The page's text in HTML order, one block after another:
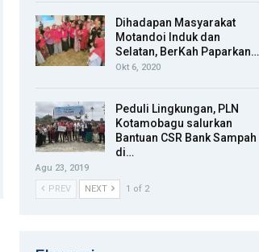
Dihadapan Masyarakat
Motandoi Induk dan
Selatan, BerKah Paparkan…
Okt 6, 2020
Peduli Lingkungan, PLN
Kotamobagu salurkan
Bantuan CSR Bank Sampah
di…
Agu 23, 2019
PREV
NEXT 1 of 2